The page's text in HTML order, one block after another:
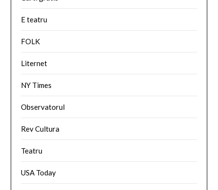
E teatru
FOLK
Liternet
NY Times
Observatorul
Rev Cultura
Teatru
USA Today